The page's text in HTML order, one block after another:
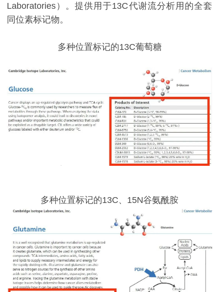
Laboratories）。提供用于13C代谢流分析用的全套
同位素标记物。
多种位置标记的13C葡萄糖
多种位置标记的13C、15N谷氨酰胺